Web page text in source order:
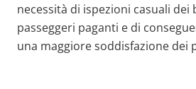
necessità di ispezioni casuali dei
passeggeri paganti e di
una maggiore soddisfazione dei